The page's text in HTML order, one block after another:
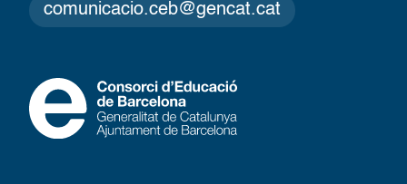
comunicacio.ceb@gencat.cat